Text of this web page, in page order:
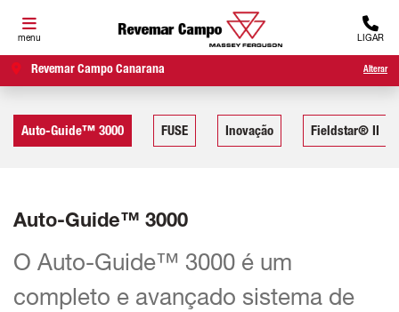
menu LIGAR
Revemar Campo Canarana Alterar
FUSE Inovação Fieldstar® II
Auto-Guide™ 3000
Auto-Guide™ 3000
O Auto-Guide™ 3000 é um
completo e avançado sistema de